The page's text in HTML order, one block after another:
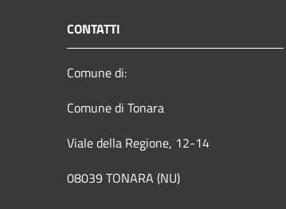
CONTATTI
Comune di:
Comune di Tonara
Viale della Regione, 12-14
08039 TONARA (NU)